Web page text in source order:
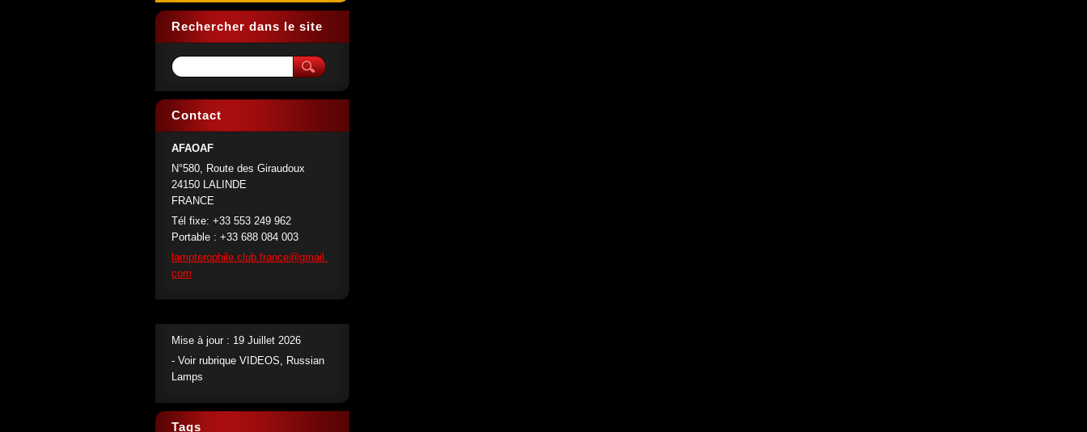
Rechercher dans le site
Contact
AFAOAF
N°580, Route des Giraudoux
24150 LALINDE
FRANCE
Tél fixe: +33 553 249 962
Portable : +33 688 084 003
lampterophile.cl ub.france@gmail.
com
Mise à jour : 19 Juillet 2026
- Voir rubrique VIDEOS, Russian
Lamps
Tags